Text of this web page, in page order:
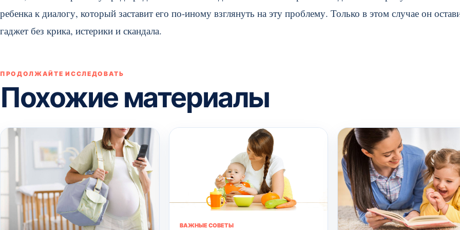
ребенка к диалогу, который заставит его по-иному взглянуть на эту проблему. Только в этом случае он
гаджет без крика, истерики и скандала.
ПРОДОЛЖАЙТЕ ИССЛЕДОВАТЬ
Похожие материалы
ВАЖНЫЕ СОВЕТЫ